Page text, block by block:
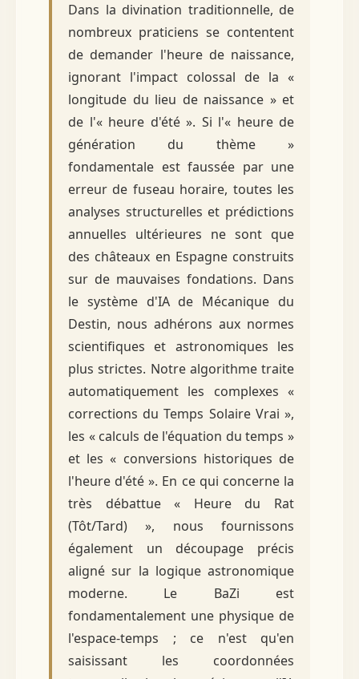
Dans la divination traditionnelle, de
nombreux praticiens se contentent
de demander l'heure de naissance,
ignorant l'impact colossal de la «
longitude du lieu de naissance » et
de l'« heure d'été ». Si l'« heure de
génération du thème »
fondamentale est faussée par une
erreur de fuseau horaire, toutes les
analyses structurelles et prédictions
annuelles ultérieures ne sont que
des châteaux en Espagne construits
sur de mauvaises fondations. Dans
le système d'IA de Mécanique du
Destin, nous adhérons aux normes
scientifiques et astronomiques les
plus strictes. Notre algorithme traite
automatiquement les complexes «
corrections du Temps Solaire Vrai »,
les « calculs de l'équation du temps »
et les « conversions historiques de
l'heure d'été ». En ce qui concerne la
très débattue « Heure du Rat
(Tôt/Tard) », nous fournissons
également un découpage précis
aligné sur la logique astronomique
moderne. Le BaZi est
fondamentalement une physique de
l'espace-temps ; ce n'est qu'en
saisissant les coordonnées